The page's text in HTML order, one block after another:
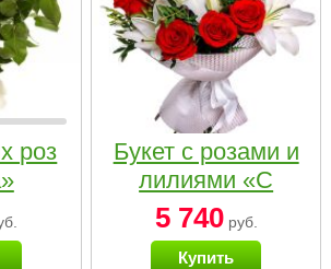
роз
Букет с розами и
лилиями «С
наилучшими
пожеланиями»
5 740руб.
Купить